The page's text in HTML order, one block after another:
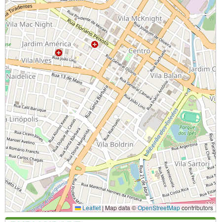
Leaflet|Map data ©OpenStreetMapcontributors